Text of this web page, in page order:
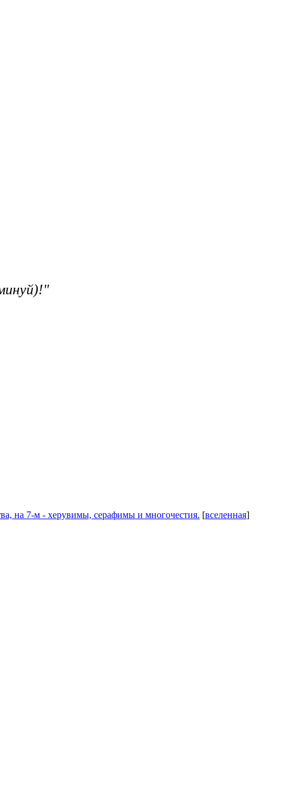
на 7-м - херувимы, серафимы и многочестия. [вселенная]